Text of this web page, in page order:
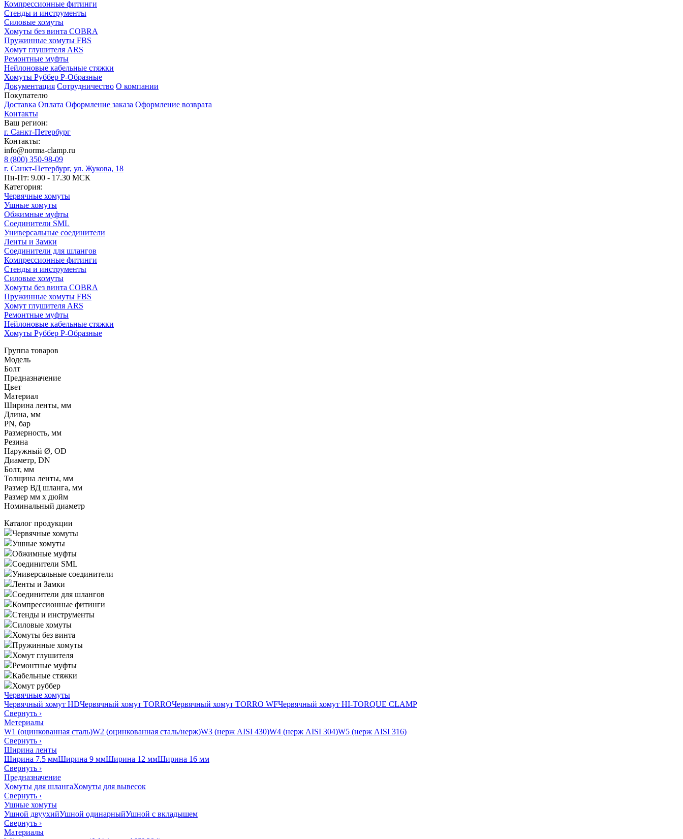
Компрессионные фитинги
Стенды и инструменты
Силовые хомуты
Хомуты без винта COBRA
Пружинные хомуты FBS
Хомут глушителя ARS
Ремонтные муфты
Нейлоновые кабельные стяжки
Хомуты Руббер Р-Образные
Документация Сотрудничество О компании
Покупателю
Доставка Оплата Оформление заказа Оформление возврата
Контакты
Ваш регион:
г. Санкт-Петербург
Контакты:
info@norma-clamp.ru
8 (800) 350-98-09
г. Санкт-Петербург, ул. Жукова, 18
Пн-Пт: 9.00 - 17.30 МСК
Категория:
Червячные хомуты
Ушные хомуты
Обжимные муфты
Соединители SML
Универсальные соединители
Ленты и Замки
Соединители для шлангов
Компрессионные фитинги
Стенды и инструменты
Силовые хомуты
Хомуты без винта COBRA
Пружинные хомуты FBS
Хомут глушителя ARS
Ремонтные муфты
Нейлоновые кабельные стяжки
Хомуты Руббер Р-Образные
Группа товаров
Модель
Болт
Предназначение
Цвет
Материал
Ширина ленты, мм
Длина, мм
PN, бар
Размерность, мм
Резина
Наружный Ø, OD
Диаметр, DN
Болт, мм
Толщина ленты, мм
Размер ВД шланга, мм
Размер мм x дюйм
Номинальный диаметр
Каталог продукции
Червячные хомуты
Ушные хомуты
Обжимные муфты
Соединители SML
Универсальные соединители
Ленты и Замки
Соединители для шлангов
Компрессионные фитинги
Стенды и инструменты
Силовые хомуты
Хомуты без винта
Пружинные хомуты
Хомут глушителя
Ремонтные муфты
Кабельные стяжки
Хомут руббер
Червячные хомуты
Червячный хомут HDЧервячный хомут TORROЧервячный хомут TORRO WFЧервячный хомут HI-TORQUE CLAMP
Свернуть ›
Метериалы
W1 (оцинкованная сталь)W2 (оцинкованная сталь/нерж)W3 (нерж AISI 430)W4 (нерж AISI 304)W5 (нерж AISI 316)
Свернуть ›
Ширина ленты
Ширина 7.5 ммШирина 9 ммШирина 12 ммШирина 16 мм
Свернуть ›
Предназначение
Хомуты для шлангаХомуты для вывесок
Свернуть ›
Ушные хомуты
Ушной двуухийУшной одинарныйУшной с вкладышем
Свернуть ›
Материалы